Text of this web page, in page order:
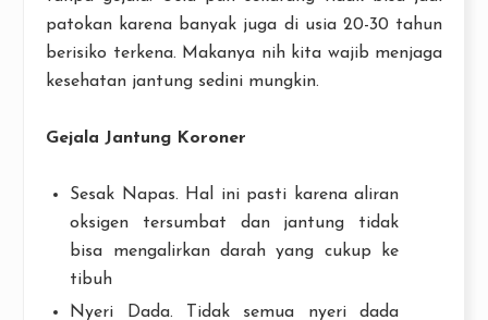
patokan karena banyak juga di usia 20-30 tahun
berisiko terkena. Makanya nih kita wajib menjaga
kesehatan jantung sedini mungkin.
Gejala Jantung Koroner
Sesak Napas. Hal ini pasti karena aliran
oksigen tersumbat dan jantung tidak
bisa mengalirkan darah yang cukup ke
tibuh
Nyeri Dada. Tidak semua nyeri dada